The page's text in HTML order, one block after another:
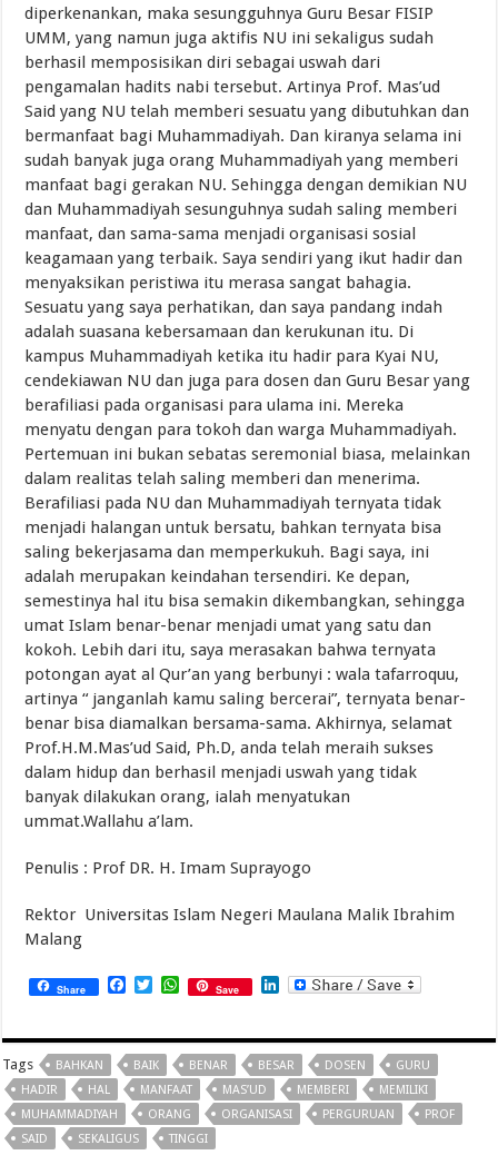
diperkenankan, maka sesungguhnya Guru Besar FISIP
UMM, yang namun juga aktifis NU ini sekaligus sudah
berhasil memposisikan diri sebagai uswah dari
pengamalan hadits nabi tersebut. Artinya Prof. Mas’ud
Said yang NU telah memberi sesuatu yang dibutuhkan dan
bermanfaat bagi Muhammadiyah. Dan kiranya selama ini
sudah banyak juga orang Muhammadiyah yang memberi
manfaat bagi gerakan NU. Sehingga dengan demikian NU
dan Muhammadiyah sesunguhnya sudah saling memberi
manfaat, dan sama-sama menjadi organisasi sosial
keagamaan yang terbaik. Saya sendiri yang ikut hadir dan
menyaksikan peristiwa itu merasa sangat bahagia.
Sesuatu yang saya perhatikan, dan saya pandang indah
adalah suasana kebersamaan dan kerukunan itu. Di
kampus Muhammadiyah ketika itu hadir para Kyai NU,
cendekiawan NU dan juga para dosen dan Guru Besar yang
berafiliasi pada organisasi para ulama ini. Mereka
menyatu dengan para tokoh dan warga Muhammadiyah.
Pertemuan ini bukan sebatas seremonial biasa, melainkan
dalam realitas telah saling memberi dan menerima.
Berafiliasi pada NU dan Muhammadiyah ternyata tidak
menjadi halangan untuk bersatu, bahkan ternyata bisa
saling bekerjasama dan memperkukuh. Bagi saya, ini
adalah merupakan keindahan tersendiri. Ke depan,
semestinya hal itu bisa semakin dikembangkan, sehingga
umat Islam benar-benar menjadi umat yang satu dan
kokoh. Lebih dari itu, saya merasakan bahwa ternyata
potongan ayat al Qur’an yang berbunyi : wala tafarroquu,
artinya “ janganlah kamu saling bercerai”, ternyata benar-
benar bisa diamalkan bersama-sama. Akhirnya, selamat
Prof.H.M.Mas’ud Said, Ph.D, anda telah meraih sukses
dalam hidup dan berhasil menjadi uswah yang tidak
banyak dilakukan orang, ialah menyatukan
ummat.Wallahu a’lam.
Penulis : Prof DR. H. Imam Suprayogo
Rektor Universitas Islam Negeri Maulana Malik Ibrahim
Malang
Share Facebook
TwitterWhatsApp
Save LinkedIn
Tags BAHKAN BAIK BENAR BESAR DOSEN
GURU
HADIR
HAL MANFAAT MAS’UD MEMBERI
MEMILIKI
MUHAMMADIYAH
ORANG ORGANISASI PERGURUAN
PROF
SAID
SEKALIGUS TINGGI